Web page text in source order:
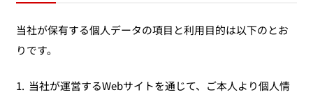
当社が保有する個人データの項目と利用目的は以下のとお
りです。
1. 当社が運営するWebサイトを通じて、ご本人より個人情